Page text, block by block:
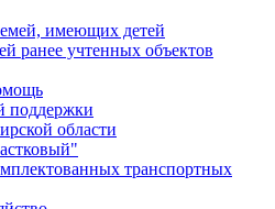
имеющих детей
ранее учтенных объектов
поддержки
области
транспортных